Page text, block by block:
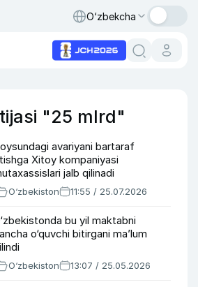
O‘zbekcha
"25 mlrd"
avariyani bartaraf
Xitoy kompaniyasi
jalb qilinadi
O‘zbekiston 11:55 / 25.07.2026
bu yil maktabni
o‘quvchi bitirgani ma’lum
O‘zbekiston 13:07 / 25.05.2026